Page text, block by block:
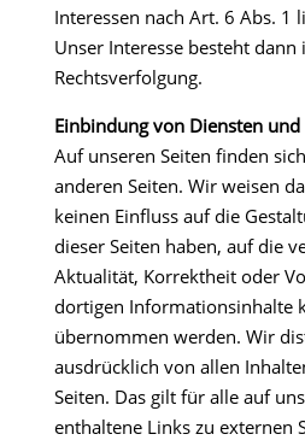
Interessen nach Art. 6 Abs. 1
Unser Interesse besteht dann
Rechtsverfolgung.
Einbindung von Diensten
Auf unseren Seiten finden
anderen Seiten. Wir weisen
keinen Einfluss auf die
dieser Seiten haben, auf die
Aktualität, Korrektheit oder
dortigen Informationsinhalte
übernommen werden. Wir
ausdrücklich von allen
Seiten. Das gilt für alle auf
enthaltene Links zu externen